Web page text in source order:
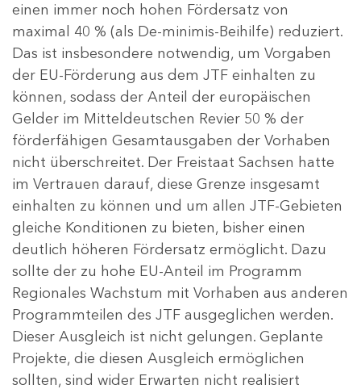
einen immer noch hohen Fördersatz von
maximal 40 % (als De-minimis-Beihilfe) reduziert.
Das ist insbesondere notwendig, um Vorgaben
der EU-Förderung aus dem JTF einhalten zu
können, sodass der Anteil der europäischen
Gelder im Mitteldeutschen Revier 50 % der
förderfähigen Gesamtausgaben der Vorhaben
nicht überschreitet. Der Freistaat Sachsen hatte
im Vertrauen darauf, diese Grenze insgesamt
einhalten zu können und um allen JTF-Gebieten
gleiche Konditionen zu bieten, bisher einen
deutlich höheren Fördersatz ermöglicht. Dazu
sollte der zu hohe EU-Anteil im Programm
Regionales Wachstum mit Vorhaben aus anderen
Programmteilen des JTF ausgeglichen werden.
Dieser Ausgleich ist nicht gelungen. Geplante
Projekte, die diesen Ausgleich ermöglichen
sollten, sind wider Erwarten nicht realisiert